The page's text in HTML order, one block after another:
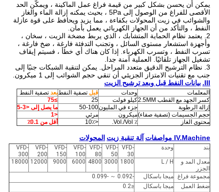
يمكن أن يحسن بشكل كبير من قيمة فراغ عمل الماكينة ، ويمكّن الحد
الأقصى للفراغ من الوصول إلى 5Pa ، بحيث يمكنه إزالة الماء والغاز
والشوائب في زيت المحولات بكفاءة ، مما يزيد ويحافظ على قوة عازلة
النفط ، والتأكد من أن الجهاز الكهربائي يعمل بأمان.
2. يعتمد نظام الحماية المتشابك ، الذي يربط مضخة الزيت ، سخان ،
وأجهزة استشعار مستوى السائل ، وتجنب التدفئة فارغة ، ضخ فارغة ،
تسرب النفط ، وتسرب الكهرباء. إذا كان هناك أي خطأ ، فسيتم إيقاف
تشغيل الجهاز تلقائيًا. العملية آمنة جدا.
3. نظام الترشيح الدقيق متعدد المراحل.
يمكن لتنقية الشبكات جنبًا إلى
جنب مع تقنيات الامتزاز الجزيئي أن تنقي حجم الشوائب إلى 1 ميكرون.
III. بيانات النفط قبل وبعد ترشيح الزيت
المعلمات وحدات قبل تصفية النفطبعد تصفية النفط
كسر الجهد مع القطب 2.5MM
كيلو فولت 25
≥75
إزالة الرطوبة
جزء في المليون50-100
ما يصل إلى <3-5
حجم الجسيمات (تصفية صفاء)ميكرون مرئي
<1
محتوى الغاز
٪ Vol./Vol. <10٪ أقل من 0.1٪
IV.Machine مواصفات آلة تنقية زيت المحولات
بند وحدة
VFD-
30
VFD-
50
VFD-
80
VFD-
100
VFD-
150
VFD-
200
VFD-
300
معدل المد و
الجزر
L / H
1800
3000
4800
6000
9000
12000
18000
مجموعة فراغ ميجا باسكال
-0.092 ～ -0.099
ضغط العمل
ميجا باسكال
≤0.2